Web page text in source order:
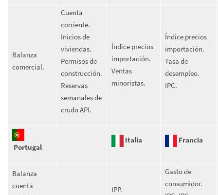
Balanza
comercial.
Cuenta
corriente.
Inicios de
viviendas.
Permisos de
construcción.
Reservas
semanales de
crudo API.
Índice precios
importación.
Ventas
minoristas.
Índice precios
importación.
Tasa de
desempleo.
IPC.
Portugal
Italia Francia
Balanza
cuenta
IPP.
Gasto de
consumidor.